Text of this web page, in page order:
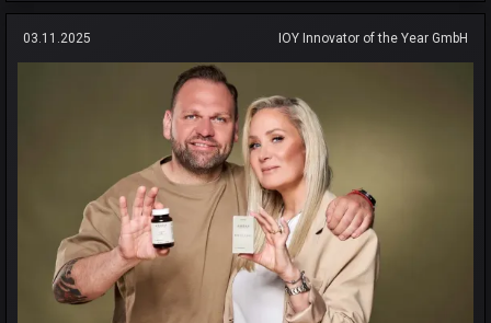
03.11.2025 IOY Innovator of the Year GmbH